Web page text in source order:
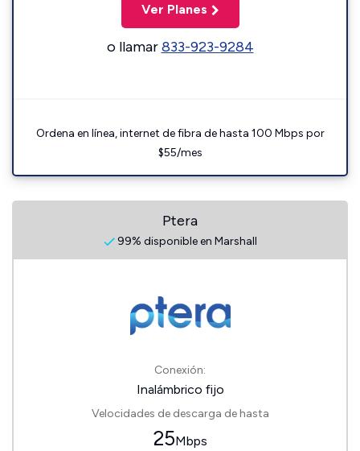
Ver Planes
o llamar833-923-9284
Ordena en línea, internet de fibra de hasta 100 Mbps por
$55/mes
Ptera
99% disponible en Marshall
Conexión:
Inalámbrico fijo
Velocidades de descarga de hasta
25Mbps